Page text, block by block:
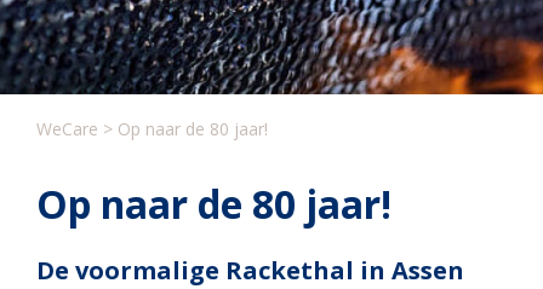
WeCare > Op naar de 80 jaar!
Op naar de 80 jaar!
De voormalige Rackethal in Assen